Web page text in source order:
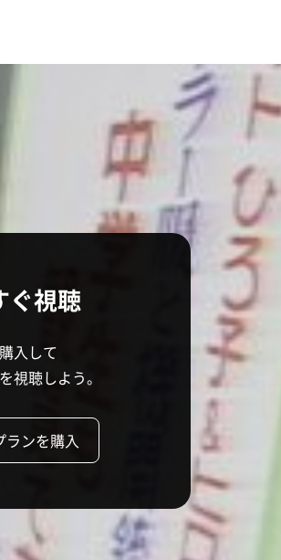
ぐ視聴
入して
視聴しよう。
ランを購入